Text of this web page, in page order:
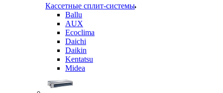
Кассетные сплит-системы
Ballu
AUX
Ecoclima
Daichi
Daikin
Kentatsu
Midea